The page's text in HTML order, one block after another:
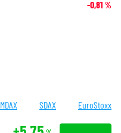
-0,81 %
MDAX SDAX EuroStoxx